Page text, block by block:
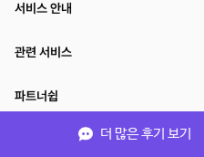
더 많은 후기 보기
서비스 안내
관련 서비스
파트너쉽
서비스 제공 국가